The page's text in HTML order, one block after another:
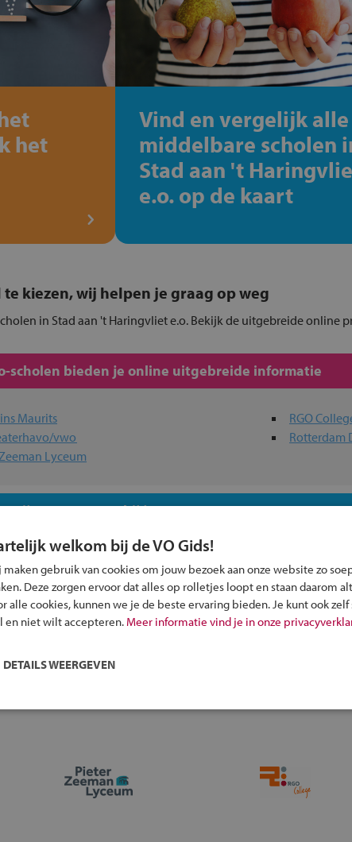
het
Vind en vergelijk alle
middelbare scholen
Stad aan 't
e.o. op de kaart
te kiezen, wij helpen je graag op weg
in Stad aan 't Haringvliet e.o. Bekijk de uitgebreide online
scholen bieden je online uitgebreide informatie
Maurits
vwo
Lyceum
RGO
Rotterdam
past bij jou?
Inschrijven?
Alle informatie om je kind
welkom bij de VO Gids!
maken gebruik van cookies om jouw bezoek aan onze website zo
Deze zorgen ervoor dat alles op rolletjes loopt en staan daarom
alle cookies, kunnen we je de beste ervaring bieden. Je kunt ook
en niet wilt accepteren. Meer informatie vind je in onze
DETAILS WEERGEVEN